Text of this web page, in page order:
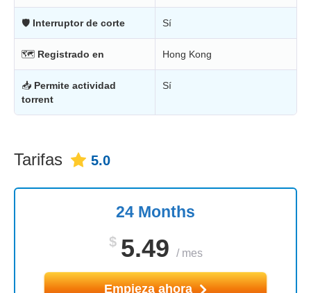
🛡 Interruptor de corte Sí
🗺 Registrado en Hong Kong
📥 Permite actividad
torrent
Sí
Tarifas 5.0
24 Months
$ 5.49 / mes
Empieza ahora